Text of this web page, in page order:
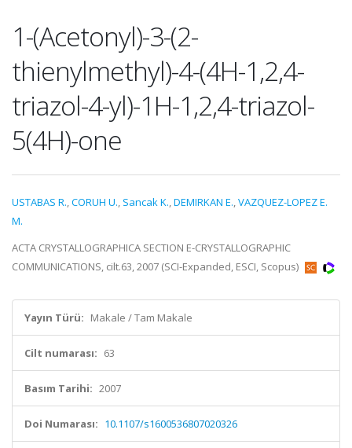
1-(Acetonyl)-3-(2-
thienylmethyl)-4-(4H-1,2,4-
triazol-4-yl)-1H-1,2,4-triazol-
5(4H)-one
USTABAS R.,CORUH U., Sancak K.,DEMIRKAN E.,VAZQUEZ-LOPEZ E.
M.
ACTA CRYSTALLOGRAPHICA SECTION E-CRYSTALLOGRAPHIC
COMMUNICATIONS, cilt.63, 2007 (SCI-Expanded, ESCI, Scopus)
Yayın Türü: Makale / Tam Makale
Cilt numarası: 63
Basım Tarihi: 2007
Doi Numarası: 10.1107/s1600536807020326